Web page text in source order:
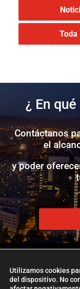
Toda
¿ En
Contáctanos
el
y poder
Utilizamos cookies
del dispositivo. No